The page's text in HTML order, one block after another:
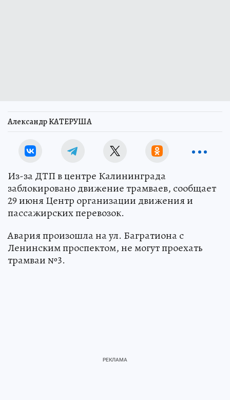
Александр КАТЕРУША
Из-за ДТП в центре Калининграда
заблокировано движение трамваев, сообщает
29 июня Центр организации движения и
пассажирских перевозок.
Авария произошла на ул. Багратиона с
Ленинским проспектом, не могут проехать
трамваи №3.